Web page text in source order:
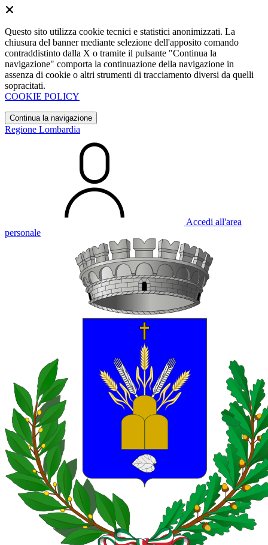
Questo sito utilizza cookie tecnici e statistici anonimizzati. La
chiusura del banner mediante selezione dell'apposito comando
contraddistinto dalla X o tramite il pulsante "Continua la
navigazione" comporta la continuazione della navigazione in
assenza di cookie o altri strumenti di tracciamento diversi da quelli
sopracitati.
COOKIE POLICY
Continua la navigazione
Regione Lombardia
Accedi all'area
personale